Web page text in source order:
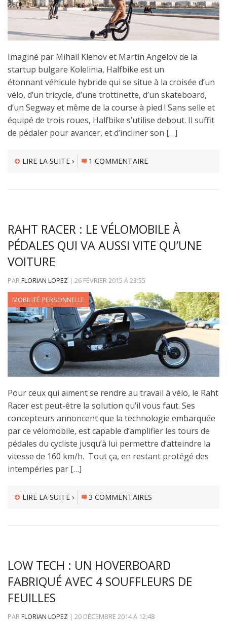
Imaginé par Mihail Klenov et Martin Angelov de la
startup bulgare Kolelinia, Halfbike est un
étonnant véhicule hybride qui se situe à la croisée d’un
vélo, d’un tricycle, d’une trottinette, d’un skateboard,
d’un Segway et même de la course à pied ! Sans selle et
équipé de trois roues, Halfbike s’utilise debout. Il suffit
de pédaler pour avancer, et d’incliner son […]
LIRE LA SUITE › 1 COMMENTAIRE
RAHT RACER : LE VÉLOMOBILE À
PÉDALES QUI VA AUSSI VITE QU’UNE
VOITURE
PARFLORIAN LOPEZ | 26 FÉVRIER 2015 À23:55
MOBILITÉ PERSONNELLE
Pour ceux qui aiment se rendre au travail à vélo, le Raht
Racer est peut-être la solution qu’il vous faut. Ses
concepteurs annoncent que la technologie embarquée
par ce vélomobile, est capable d’amplifier les tours de
pédales du cycliste jusqu’à lui permettre d’atteindre la
vitesse de 160 km/h. Tout ça, en restant protégé des
intempéries par […]
LIRE LA SUITE › 3 COMMENTAIRES
LOW TECH : UN HOVERBOARD
FABRIQUÉ AVEC 4 SOUFFLEURS DE
FEUILLES
PARFLORIAN LOPEZ | 20 DÉCEMBRE 2014À 12:48